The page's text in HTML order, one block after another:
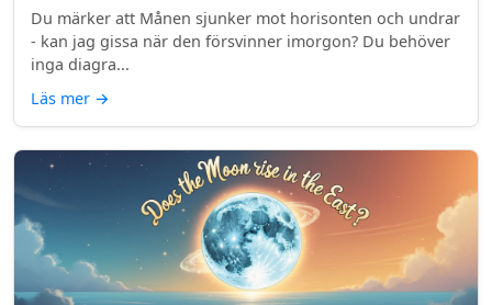
Du märker att Månen sjunker mot horisonten och undrar
- kan jag gissa när den försvinner imorgon? Du behöver
inga diagra...
Läs mer →